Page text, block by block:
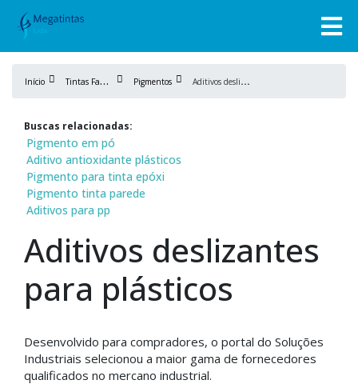
Início T
intas Fabricação Pigmentos A
ditivos deslizantes para plásticos
Buscas relacionadas:
Pigmento em pó
Aditivo antioxidante plásticos
Pigmento para tinta epóxi
Pigmento tinta parede
Aditivos para pp
Aditivos deslizantes
para plásticos
Desenvolvido para compradores, o portal do Soluções
Industriais selecionou a maior gama de fornecedores
qualificados no mercano industrial.